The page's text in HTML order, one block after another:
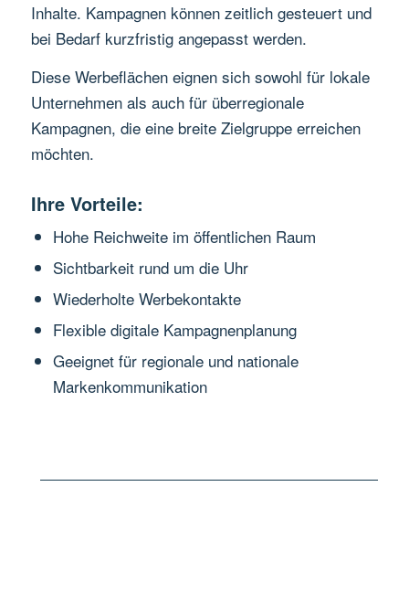
Inhalte. Kampagnen können zeitlich gesteuert und
bei Bedarf kurzfristig angepasst werden.
Diese Werbeflächen eignen sich sowohl für lokale
Unternehmen als auch für überregionale
Kampagnen, die eine breite Zielgruppe erreichen
möchten.
Ihre Vorteile:
Hohe Reichweite im öffentlichen Raum
Sichtbarkeit rund um die Uhr
Wiederholte Werbekontakte
Flexible digitale Kampagnenplanung
Geeignet für regionale und nationale
Markenkommunikation